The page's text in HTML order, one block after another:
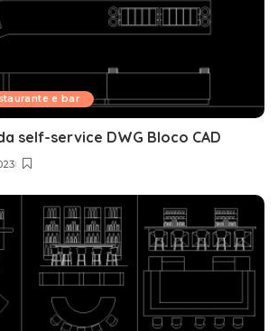
e bar
self-service DWG Bloco CAD